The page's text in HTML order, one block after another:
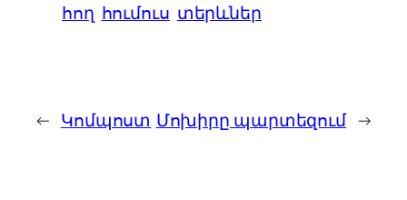
հող հումուս տերևներ
← Կոմպոստ Մոխիրը պարտեզում →